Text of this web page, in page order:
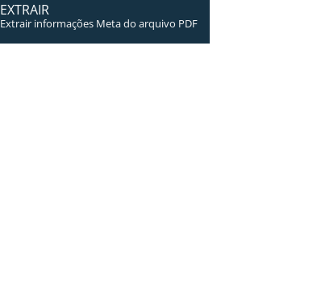
EXTRAIR
Extrair informações Meta do arquivo PDF